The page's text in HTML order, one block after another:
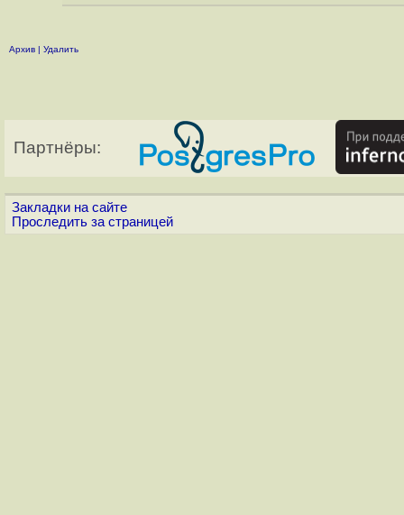
Архив | Удалить
Партнёры:
Закладки на сайте
Проследить за страницей